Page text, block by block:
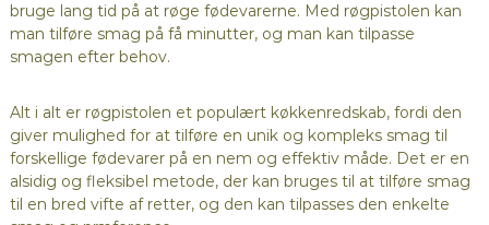
bruge lang tid på at røge fødevarerne. Med røgpistolen kan
man tilføre smag på få minutter, og man kan tilpasse
smagen efter behov.
Alt i alt er røgpistolen et populært køkkenredskab, fordi den
giver mulighed for at tilføre en unik og kompleks smag til
forskellige fødevarer på en nem og effektiv måde. Det er en
alsidig og fleksibel metode, der kan bruges til at tilføre smag
til en bred vifte af retter, og den kan tilpasses den enkelte